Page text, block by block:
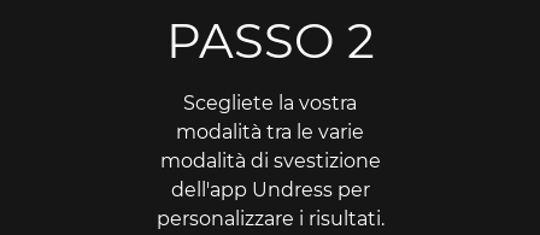
PASSO 2
Scegliete la vostra
modalità tra le varie
modalità di svestizione
dell'app Undress per
personalizzare i risultati.